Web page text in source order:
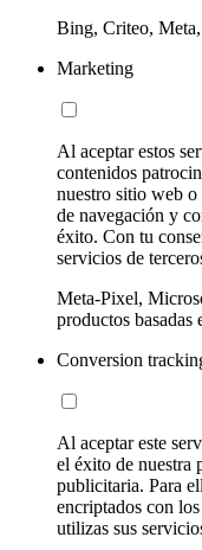
Bing, Criteo,
Marketing
Al aceptar estos
contenidos
nuestro sitio web o
de navegación y
éxito. Con tu
servicios de
Meta-Pixel,
productos
Conversion
Al aceptar este
el éxito de nuestra
publicitaria. Para
encriptados con
utilizas sus